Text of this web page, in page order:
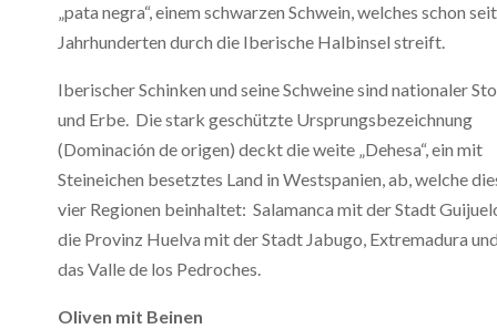
„pata negra“, einem schwarzen Schwein, welches schon seit
Jahrhunderten durch die Iberische Halbinsel streift.
Iberischer Schinken und seine Schweine sind nationaler
und Erbe. Die stark geschützte Ursprungsbezeichnung
(Dominación de origen) deckt die weite „Dehesa“, ein mit
Steineichen besetztes Land in Westspanien, ab, welche
vier Regionen beinhaltet: Salamanca mit der Stadt
die Provinz Huelva mit der Stadt Jabugo, Extremadura
das Valle de los Pedroches.
Oliven mit Beinen